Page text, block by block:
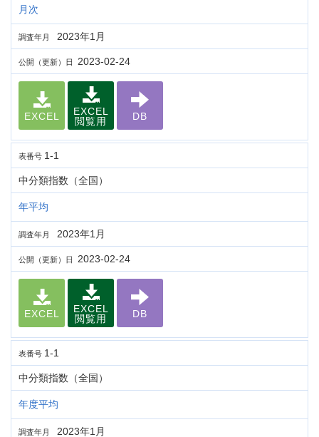
月次
調査年月 2023年1月
公開（更新）日 2023-02-24
EXCEL
EXCEL
閲覧用
DB
表番号 1-1
中分類指数（全国）
年平均
調査年月 2023年1月
公開（更新）日 2023-02-24
EXCEL
EXCEL
閲覧用
DB
表番号 1-1
中分類指数（全国）
年度平均
調査年月 2023年1月